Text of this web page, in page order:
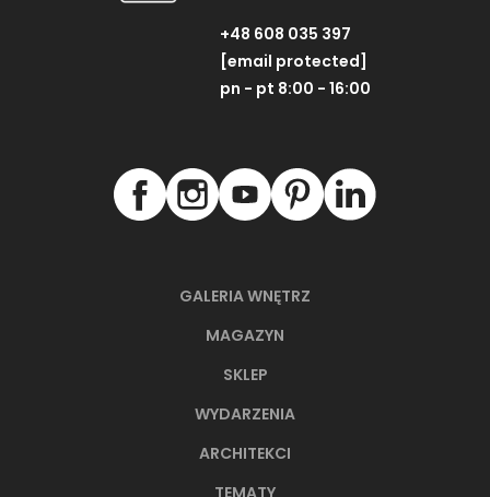
GALERIA WNĘTRZ
MAGAZYN
SKLEP
WYDARZENIA
ARCHITEKCI
TEMATY
+48 608 035 397
[email protected]
pn - pt 8:00 - 16:00